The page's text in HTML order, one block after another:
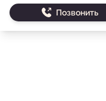
Позвонить